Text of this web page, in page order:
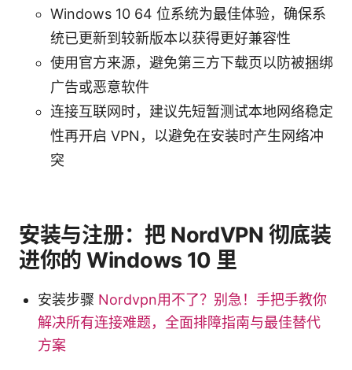
Windows 10 64 位系统为最佳体验，确保系
统已更新到较新版本以获得更好兼容性
使用官方来源，避免第三方下载页以防被捆绑
广告或恶意软件
连接互联网时，建议先短暂测试本地网络稳定
性再开启 VPN，以避免在安装时产生网络冲
突
安装与注册：把 NordVPN 彻底装
进你的 Windows 10 里
安装步骤 Nordvpn用不了？别急！手把手教你
解决所有连接难题，全面排障指南与最佳替代
方案